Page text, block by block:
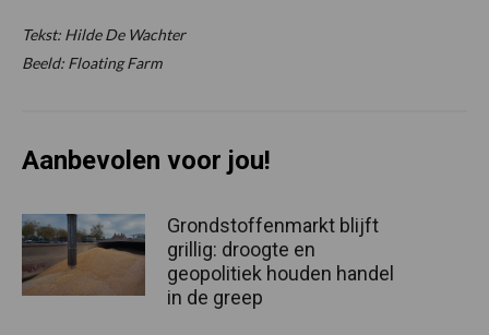
Tekst: Hilde De Wachter
Beeld: Floating Farm
Aanbevolen voor jou!
Grondstoffenmarkt blijft
grillig: droogte en
geopolitiek houden handel
in de greep